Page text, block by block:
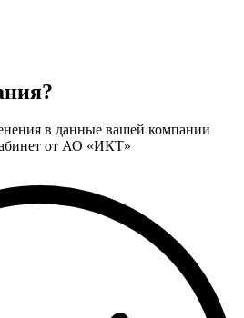
в данные вашей компании
от АО «ИКТ»